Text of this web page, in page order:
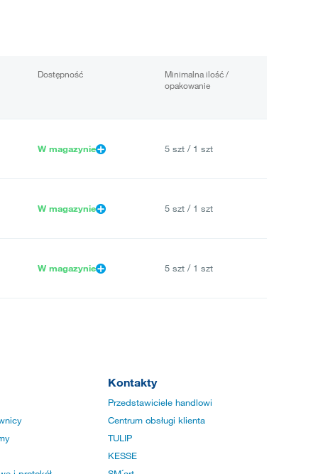
Dostępność
Minimalna ilość /
opakowanie
W magazynie 5 szt / 1 szt
W magazynie 5 szt / 1 szt
W magazynie 5 szt / 1 szt
Kontakty
Przedstawiciele handlowi
Centrum obsługi klienta
TULIP
KESSE